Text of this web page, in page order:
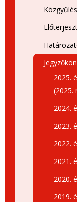
2025.
(2025.
2024.
2023.
2022.
2021.
2020.
2019.